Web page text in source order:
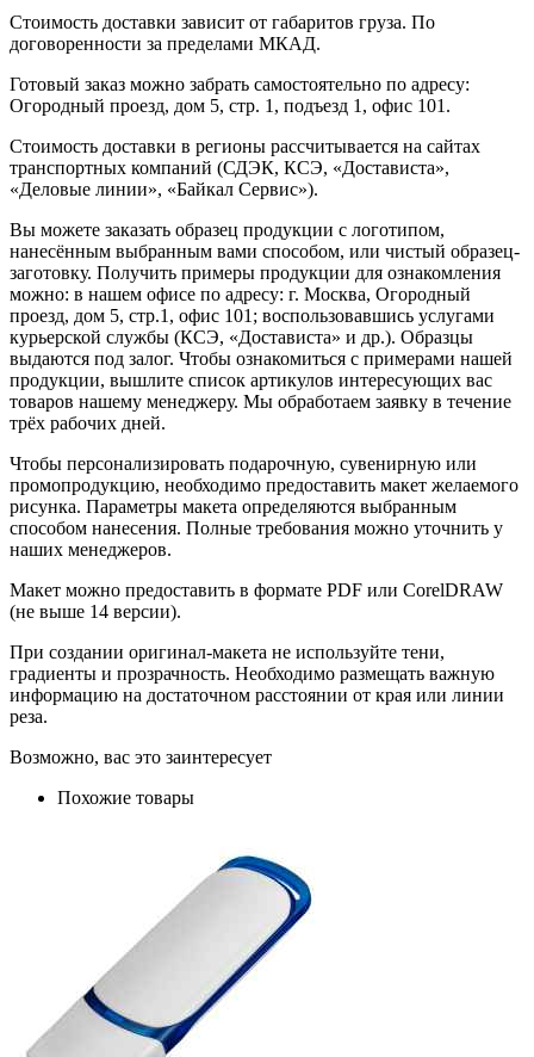
Стоимость доставки зависит от габаритов груза. По
договоренности за пределами МКАД.
Готовый заказ можно забрать самостоятельно по адресу:
Огородный проезд, дом 5, стр. 1, подъезд 1, офис 101.
Стоимость доставки в регионы рассчитывается на сайтах
транспортных компаний (СДЭК, КСЭ, «Достависта»,
«Деловые линии», «Байкал Сервис»).
Вы можете заказать образец продукции с логотипом,
нанесённым выбранным вами способом, или чистый образец-
заготовку. Получить примеры продукции для ознакомления
можно: в нашем офисе по адресу: г. Москва, Огородный
проезд, дом 5, стр.1, офис 101; воспользовавшись услугами
курьерской службы (КСЭ, «Достависта» и др.). Образцы
выдаются под залог. Чтобы ознакомиться с примерами нашей
продукции, вышлите список артикулов интересующих вас
товаров нашему менеджеру. Мы обработаем заявку в течение
трёх рабочих дней.
Чтобы персонализировать подарочную, сувенирную или
промопродукцию, необходимо предоставить макет желаемого
рисунка. Параметры макета определяются выбранным
способом нанесения. Полные требования можно уточнить у
наших менеджеров.
Макет можно предоставить в формате PDF или CorelDRAW
(не выше 14 версии).
При создании оригинал-макета не используйте тени,
градиенты и прозрачность. Необходимо размещать важную
информацию на достаточном расстоянии от края или линии
реза.
Возможно, вас это заинтересует
Похожие товары